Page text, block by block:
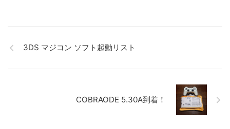
3DS マジコン ソフト起動リスト
COBRAODE 5.30A到着！